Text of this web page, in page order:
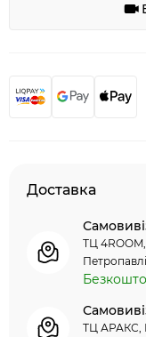
Доставка
ТЦ
ТЦ АРАКС,